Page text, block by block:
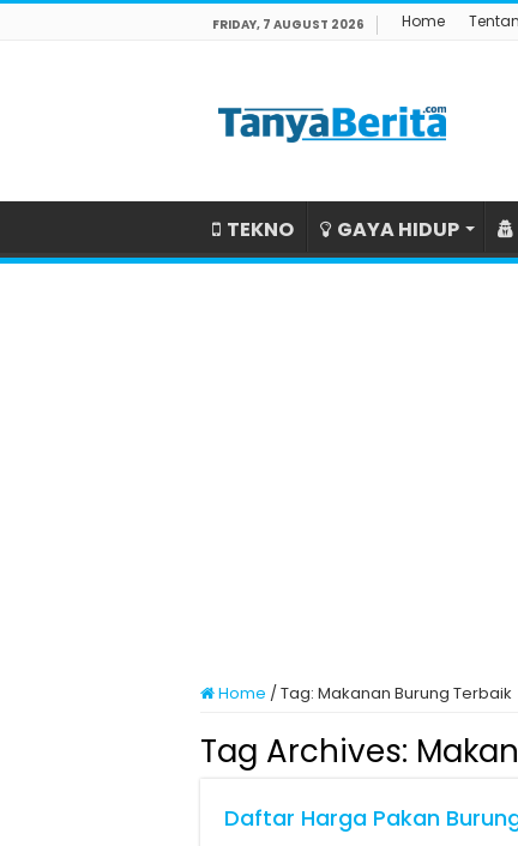
FRIDAY, 7 AUGUST 2026 Home
TEKNO GAYA HIDUP
Home /Tag: Makanan Burung Terbaik
Tag Archives:
Daftar Harga Pakan